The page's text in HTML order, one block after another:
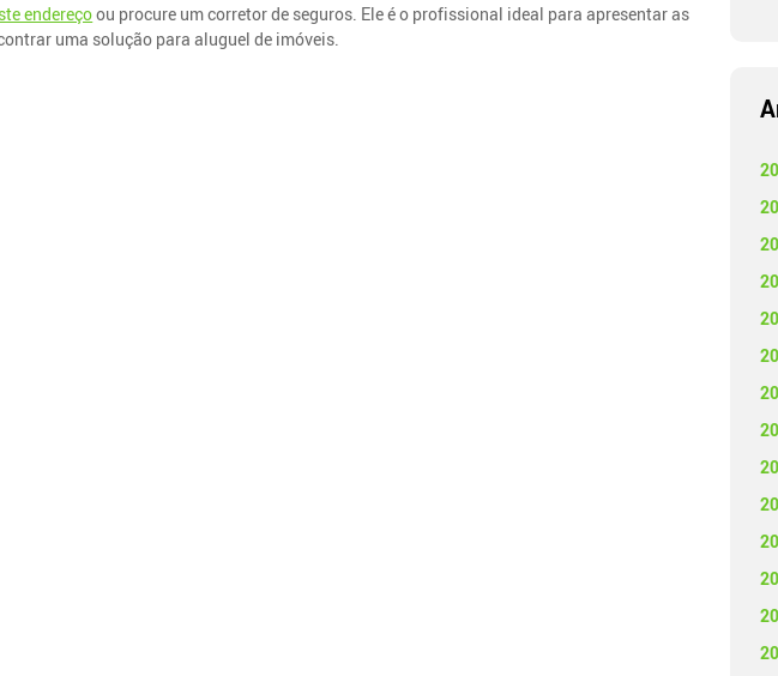
endereçoou procure um corretor de seguros. Ele é o profissional ideal para apresentar as
uma solução para aluguel de imóveis.